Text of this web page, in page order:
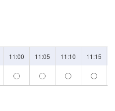
11:00 11:05 11:10 11:15